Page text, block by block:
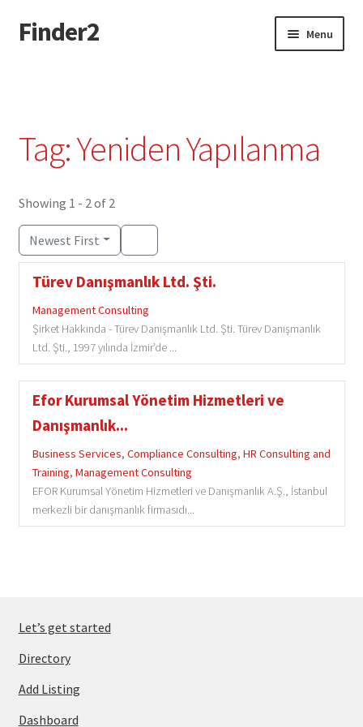
Skip
to
Skip
to
Finder2 Menu
Dashboard
Tag: Yeniden Yapılanma
Showing 1 - 2 of 2
Newest First
Türev Danışmanlık Ltd. Şti.
Management Consulting
Şirket Hakkında - Türev Danışmanlık Ltd. Şti. Türev Danışmanlık
Ltd. Şti., 1997 yılında İzmir’de ...
Efor Kurumsal Yönetim Hizmetleri ve
Danışmanlık...
Business Services, Compliance Consulting, HR Consulting and
Training, Management Consulting
EFOR Kurumsal Yönetim Hizmetleri ve Danışmanlık A.Ş., İstanbul
merkezli bir danışmanlık firmasıdı...
Let’s get started
Directory
Add Listing
Dashboard